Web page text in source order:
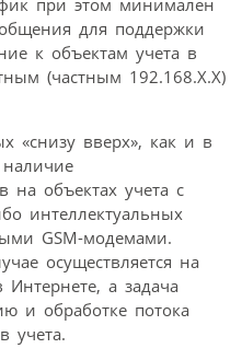
для поддержки
к объектам учета в
(частным 192.168.X.X)
«снизу вверх», как и в
наличие
на объектах учета с
интеллектуальных
GSM-модемами.
осуществляется на
а задача
и обработке потока
учета.